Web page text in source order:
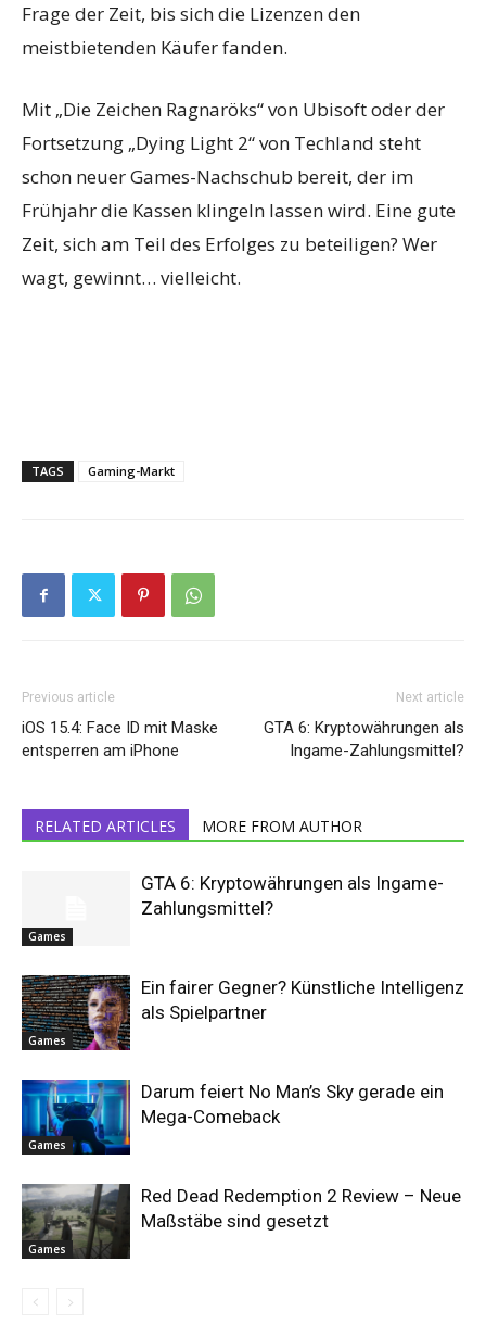
Frage der Zeit, bis sich die Lizenzen den
meistbietenden Käufer fanden.
Mit „Die Zeichen Ragnaröks“ von Ubisoft oder der
Fortsetzung „Dying Light 2“ von Techland steht
schon neuer Games-Nachschub bereit, der im
Frühjahr die Kassen klingeln lassen wird. Eine gute
Zeit, sich am Teil des Erfolges zu beteiligen? Wer
wagt, gewinnt… vielleicht.
TAGS Gaming-Markt
Previous article
iOS 15.4: Face ID mit Maske
entsperren am iPhone
Next article
GTA 6: Kryptowährungen als
Ingame-Zahlungsmittel?
RELATED ARTICLES MORE FROM AUTHOR
Games
GTA 6: Kryptowährungen als Ingame-
Zahlungsmittel?
Games
Ein fairer Gegner? Künstliche Intelligenz
als Spielpartner
Games
Darum feiert No Man’s Sky gerade ein
Mega-Comeback
Games
Red Dead Redemption 2 Review – Neue
Maßstäbe sind gesetzt